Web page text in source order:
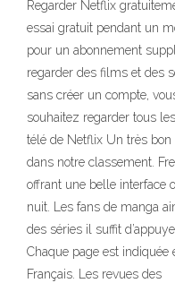
Regarder Netflix
essai gratuit pendant un
pour un abonnement
regarder des films et des
sans créer un compte,
souhaitez regarder tous
télé de Netflix Un très
dans notre classement.
offrant une belle interface
nuit. Les fans de manga
des séries il suffit
Chaque page est indiquée
Français. Les revues des